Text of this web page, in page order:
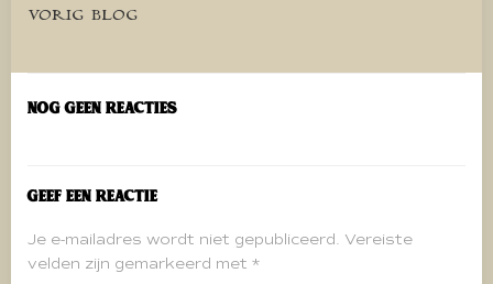
Bericht
navigatie
VORIG BLOG
Nog geen reacties
Geef een reactie
Je e-mailadres wordt niet gepubliceerd. Vereiste
velden zijn gemarkeerd met *